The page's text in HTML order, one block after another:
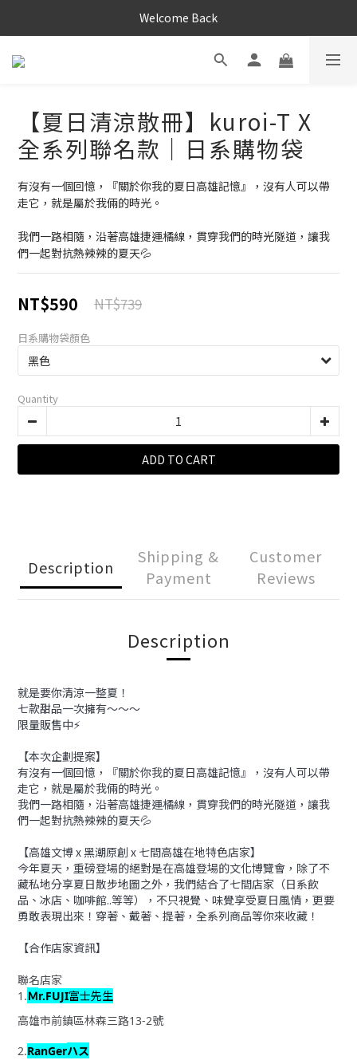
Welcome Back
【夏日清涼散冊】kuroi-T X
全系列聯名款｜日系購物袋
有沒有一個回憶，『關於你我的夏日高雄記憶』，沒有人可以帶
走它，就是屬於我倆的時光。
我們一路相隨，沿著高雄捷運橘線，貫穿我們的時光隧道，讓我
們一起對抗熱辣辣的夏天💦
NT$590 NT$739
日系購物袋顏色
Quantity
ADD TO CART
Description
Shipping &
Payment
Customer
Reviews
Description
就是要你清涼一整夏！
七款甜品一次擁有～～～
限量販售中⚡
【本次企劃提案】
有沒有一個回憶，『關於你我的夏日高雄記憶』，沒有人可以帶
走它，就是屬於我倆的時光。
我們一路相隨，沿著高雄捷運橘線，貫穿我們的時光隧道，讓我
們一起對抗熱辣辣的夏天💦
【高雄文博 x 黑潮原創 x 七間高雄在地特色店家】
今年夏天，重磅登場的絕對是在高雄登場的文化博覽會，除了不
藏私地分享夏日散步地圖之外，我們結合了七間店家（日系飲
品、冰店、咖啡館..等等），不只視覺、味覺享受夏日風情，更要
勇敢表現出來！穿著、戴著、提著，全系列商品等你來收藏！
【合作店家資訊】
聯名店家
1.Ｍr.FUJI富士先生
高雄市前鎮區林森三路13-2號
2.RanGerハス